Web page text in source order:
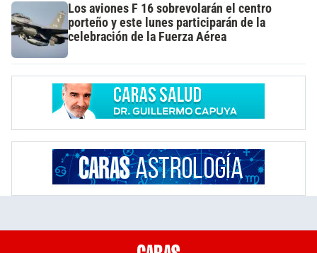
Los aviones F 16 sobrevolarán el centro
porteño y este lunes participarán de la
celebración de la Fuerza Aérea